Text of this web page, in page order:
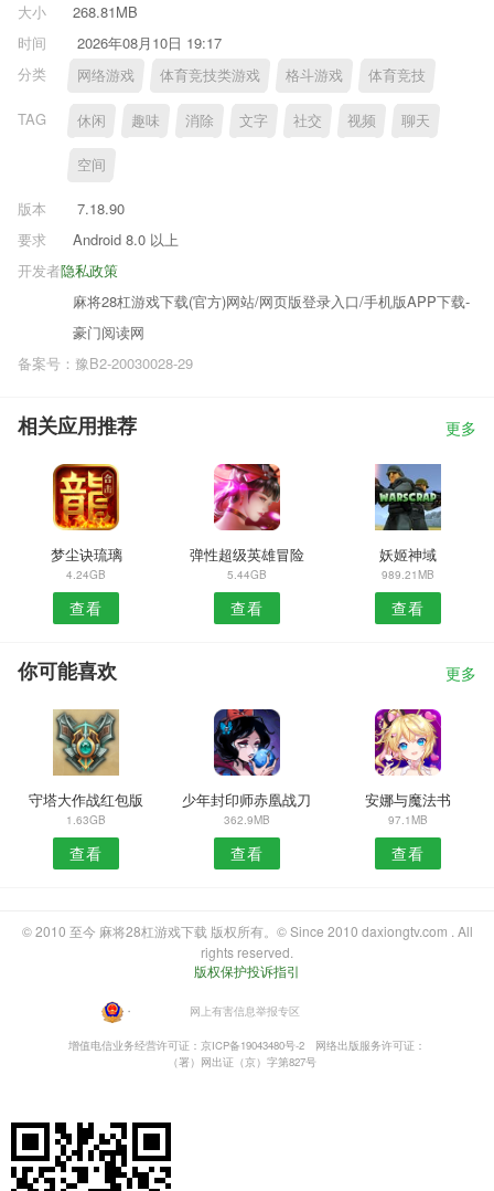
大小
268.81MB
时间
2026年08月10日 19:17
分类
网络游戏 体育竞技类游戏 格斗游戏 体育竞技
TAG 休闲 趣味 消除 文字 社交 视频 聊天
空间
版本
7.18.90
要求
Android 8.0 以上
隐私政策
开发者
麻将28杠游戏下载(官方)网站/网页版登录入口/手机版APP下载-
豪门阅读网
备案号：豫B2-20030028-29
相关应用推荐 更多
梦尘诀琉璃
4.24GB
查看
弹性超级英雄冒险
5.44GB
查看
妖姬神域
989.21MB
查看
你可能喜欢 更多
守塔大作战红包版
1.63GB
查看
少年封印师赤凰战刀
362.9MB
查看
安娜与魔法书
97.1MB
查看
© 2010 至今 麻将28杠游戏下载 版权所有。© Since 2010 daxiongtv.com . All
rights reserved.
版权保护投诉指引
・ 网上有害信息举报专区
增值电信业务经营许可证：京ICP备19043480号-2
网络出版服务许可证：
（署）网出证（京）字第827号